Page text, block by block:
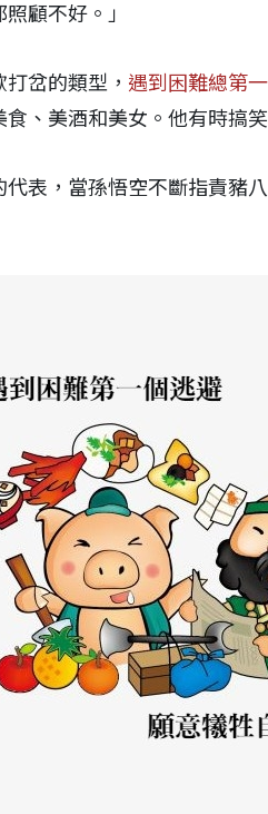
顧不好。」
岔的類型， 遇到困難總第
食、美酒和美女。他有時搞
代表，當孫悟空不斷指責豬